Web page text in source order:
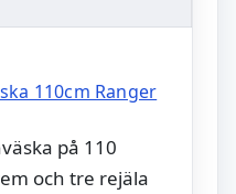
110cm Ranger
på 110
och tre rejäla